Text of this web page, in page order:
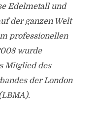
Edelmetall und
der ganzen Welt
professionellen
wurde
Mitglied des
der London